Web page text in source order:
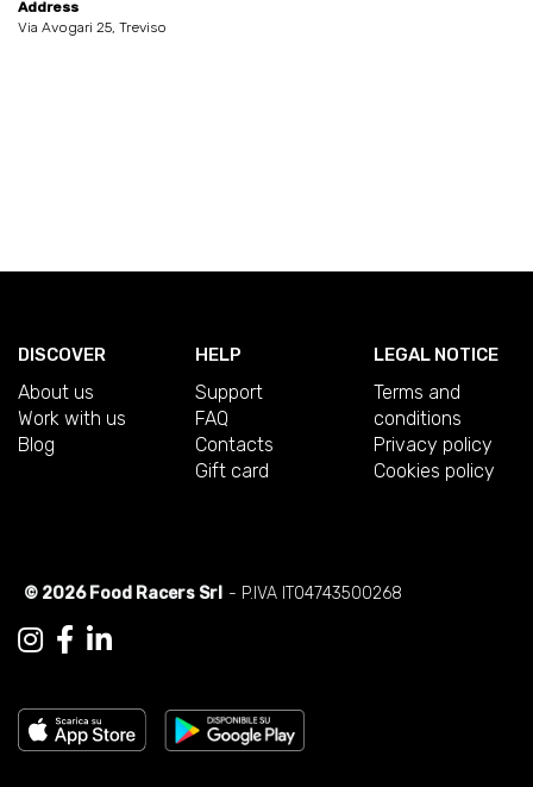
Address
Via Avogari 25, Treviso
DISCOVER
About us
Work with us
Blog
HELP
Support
FAQ
Contacts
Gift card
LEGAL NOTICE
Terms and
conditions
Privacy policy
Cookies policy
© 2026 Food Racers Srl - P.IVA IT04743500268